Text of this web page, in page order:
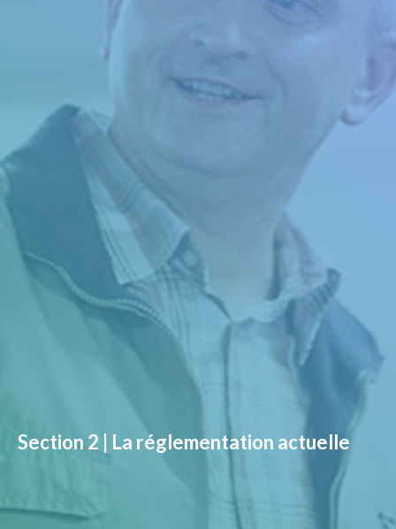
Section 2 | La réglementation actuelle